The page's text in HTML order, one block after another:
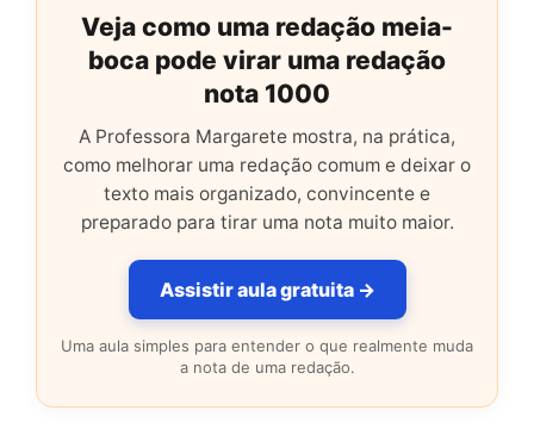
Veja como uma redação meia-
boca pode virar uma redação
nota 1000
A Professora Margarete mostra, na prática,
como melhorar uma redação comum e deixar o
texto mais organizado, convincente e
preparado para tirar uma nota muito maior.
Assistir aula gratuita →
Uma aula simples para entender o que realmente muda
a nota de uma redação.